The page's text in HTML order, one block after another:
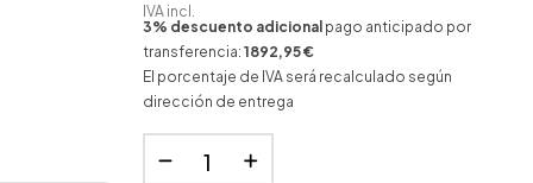
IVA incl.
3% descuento adicional pago anticipado por
transferencia: 1892,95 €
El porcentaje de IVA será recalculado según
dirección de entrega